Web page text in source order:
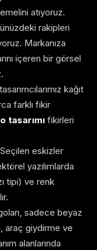
atıyoruz.
rakipleri
Markanıza
içeren bir görsel
kağıt
farklı fikir
tasarımı fikirleri
Seçilen eskizler
yazılımlarda
tipi) ve renk
sadece beyaz
araç giydirme ve
alanlarında